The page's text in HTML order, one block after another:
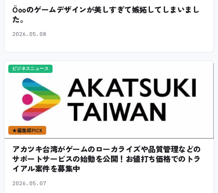
Öooのゲームデザインが美しすぎて嫉妬してしまいまし
た。
2026.05.08
ビジネスニュース
★編集部PICK
アカツキ台湾がゲームのローカライズや品質管理などの
サポートサービスの始動を公開！お値打ち価格でのトラ
イアル案件を募集中
2026.05.07